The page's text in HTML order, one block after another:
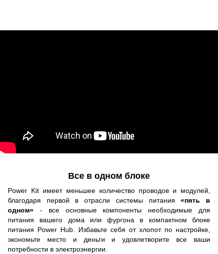
Все в одном блоке
Power Kit имеет меньшее количество проводов и модулей,
благодаря первой в отрасли системы питания«пять в
одном» - все основные компоненты необходимые для
питания вашего дома или фургона в компактном блоке
питания Power Hub. Избавьте себя от хлопот по настройке,
экономьте место и деньги и удовлетворите все ваши
потребности в электроэнергии.